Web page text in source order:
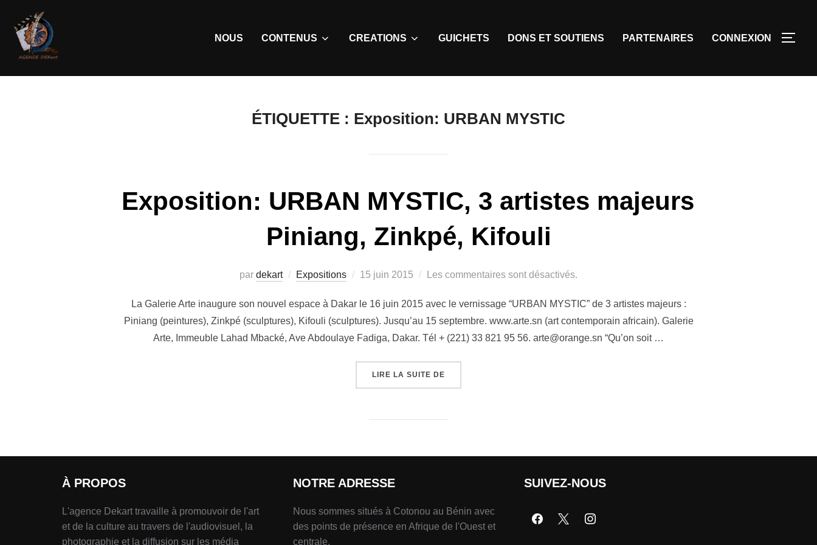
NOUS CONTENUS CREATIONS GUICHETS DONS ET SOUTIENS PARTENAIRES CONNEXION
ÉTIQUETTE : Exposition: URBAN MYSTIC
Exposition: URBAN MYSTIC, 3 artistes majeurs
Piniang, Zinkpé, Kifouli
par dekart Expositions 15 juin 2015 Les commentaires sont désactivés.
La Galerie Arte inaugure son nouvel espace à Dakar le 16 juin 2015 avec le vernissage “URBAN MYSTIC” de 3 artistes majeurs :
Piniang (peintures), Zinkpé (sculptures), Kifouli (sculptures). Jusqu’au 15 septembre. www.arte.sn (art contemporain africain). Galerie
Arte, Immeuble Lahad Mbacké, Ave Abdoulaye Fadiga, Dakar. Tél + (221) 33 821 95 56. arte@orange.sn “Qu’on soit …
LIRE LA SUITE DE
À PROPOS
L'agence Dekart travaille à promouvoir de l'art
et de la culture au travers de l'audiovisuel, la
photographie et la diffusion sur les média
NOTRE ADRESSE
Nous sommes situés à Cotonou au Bénin avec
des points de présence en Afrique de l'Ouest et
centrale.
SUIVEZ-NOUS